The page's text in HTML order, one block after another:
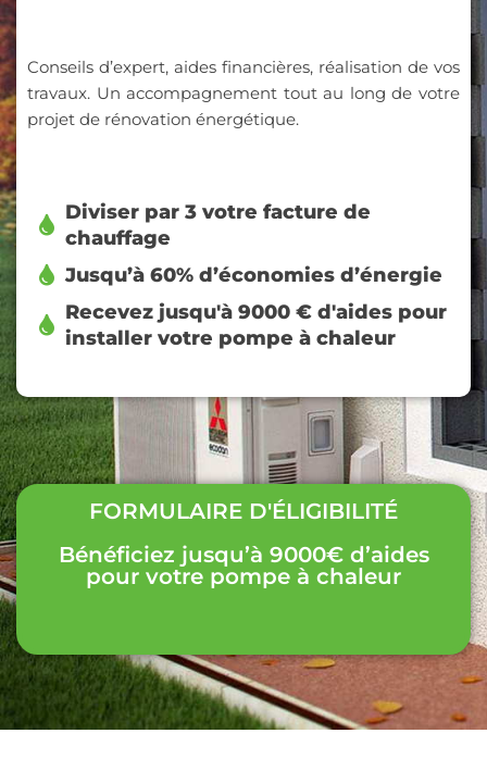
Conseils d’expert, aides financières, réalisation de vos
travaux. Un accompagnement tout au long de votre
projet de rénovation énergétique.
Diviser par 3 votre facture de
chauffage
Jusqu’à 60% d’économies d’énergie
Recevez jusqu'à 9000 € d'aides pour
installer votre pompe à chaleur
FORMULAIRE D'ÉLIGIBILITÉ
Bénéficiez jusqu’à 9000€ d’aides
pour votre pompe à chaleur